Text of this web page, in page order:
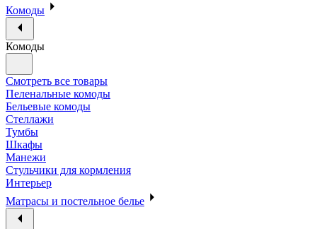
Комоды
Комоды
Смотреть все товары
Пеленальные комоды
Бельевые комоды
Стеллажи
Тумбы
Шкафы
Манежи
Стульчики для кормления
Интерьер
Матрасы и постельное белье